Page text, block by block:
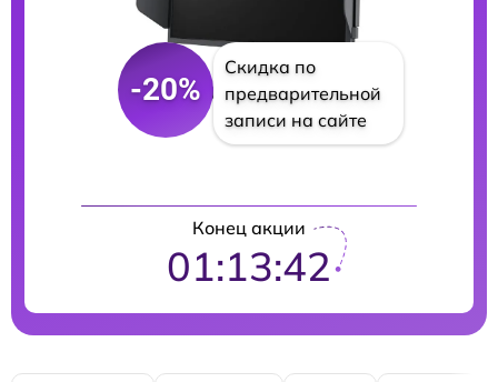
-20%
Скидка по
предварительной
записи на сайте
Конец акции
01:13:41